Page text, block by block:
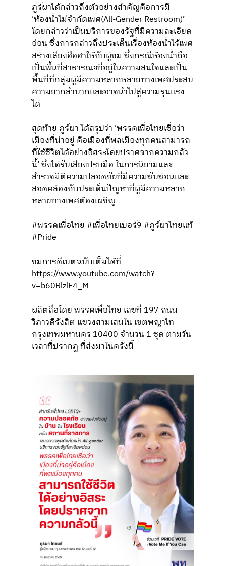
ภูร์ผาได้กล่าวถึงตัวอย่างสำคัญคือการมี
‘ห้องน้ำไม่จำกัดเพศ(All-Gender Restroom)’
โดยกล่าวว่าเป็นบริการของรัฐที่มีความละเอียด
อ่อน ซึ่งการกล่าวถึงประเด็นเรื่องห้องน้ำไร้เพศ
สร้างเสียงฮือฮาให้กับผู้ชม ซึ่งกรณีห้องน้ำถือ
เป็นพื้นที่สาธารณะที่อยู่ในความสนใจและเป็น
พื้นที่ที่กลุ่มผู้มีความหลากหลายทางเพศประสบ
ความยากลำบากและอาจนำไปสู่ความรุนแรง
ได้
สุดท้าย ภูร์ผา ได้สรุปว่า ‘พรรคเพื่อไทยเชื่อว่า
เมืองที่น่าอยู่ คือเมืองที่พลเมืองทุกคนสามารถ
ที่ใช้ชีวิตได้อย่างอิสระโดยปราศจากความกลัว
นี้’ ซึ่งได้รับเสียงปรบมือ ในการนิยามและ
สำรวจมิติความปลอดภัยที่มีความซับซ้อนและ
สอดคล้องกับประเด็นปัญหาที่ผู้มีความหลาก
หลายทางเพศต้องเผชิญ
#พรรคเพื่อไทย #เพื่อไทยเบอร์9 #ภูร์ผาไทยแท้
#Pride
ชมการดีเบตฉบับเต็มได้ที่
https://www.youtube.com/watch?
v=b60RlzlF4_M
ผลิตสื่อโดย พรรคเพื่อไทย เลขที่ 197 ถนน
วิภาวดีรังสิต แขวงสามเสนใน เขตพญาไท
กรุงเทพมหานคร 10400 จำนวน 1 ชุด ตามวัน
เวลาที่ปรากฏ ที่ส่งมาในครั้งนี้